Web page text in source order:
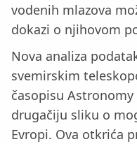
vodenih mlazova
dokazi o njihovom
Nova analiza
svemirskim
časopisu
drugačiju sliku o
Evropi. Ova otkrića